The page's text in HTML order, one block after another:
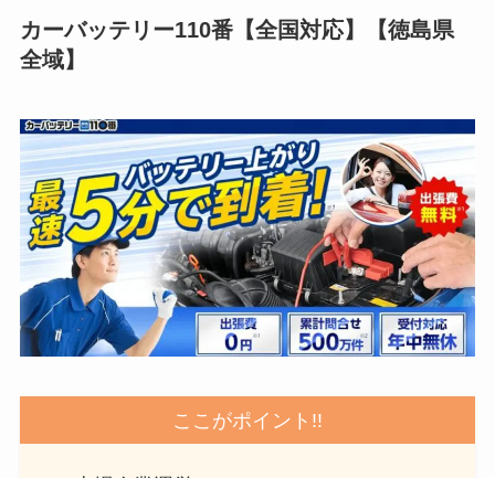
カーバッテリー110番【全国対応】【徳島県
全域】
ここがポイント!!